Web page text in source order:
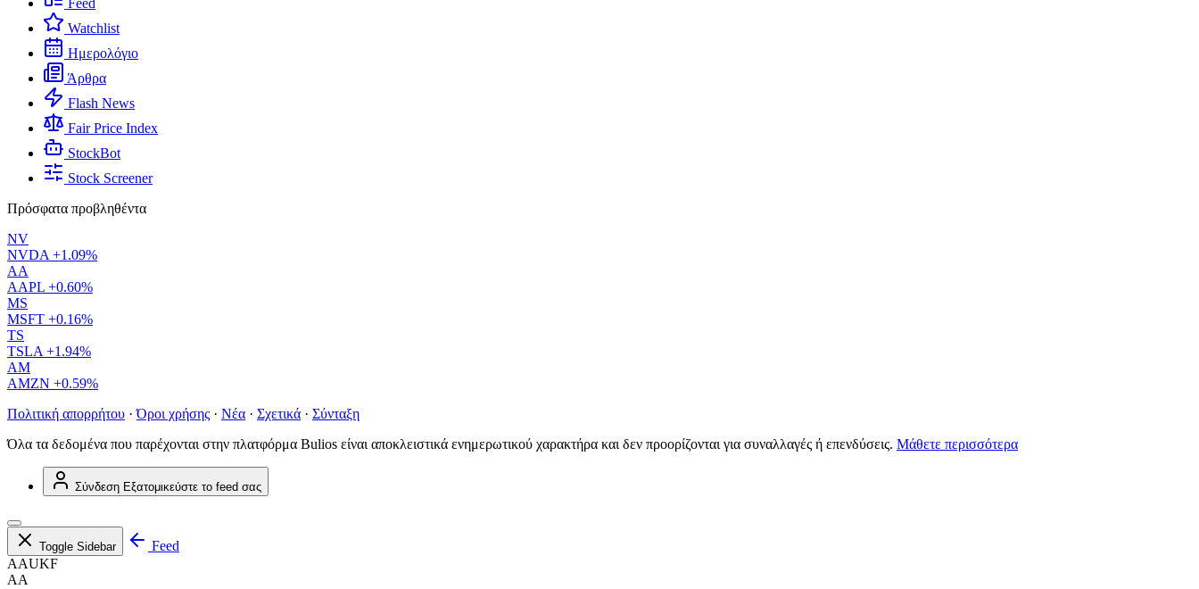
Feed
Watchlist
Ημερολόγιο
Άρθρα
Flash News
Fair Price Index
StockBot
Stock Screener
Πρόσφατα προβληθέντα
NV
NVDA +1.09%
AA
AAPL +0.60%
MS
MSFT +0.16%
TS
TSLA +1.94%
AM
AMZN +0.59%
Πολιτική απορρήτου · Όροι χρήσης · Νέα · Σχετικά · Σύνταξη
Όλα τα δεδομένα που παρέχονται στην πλατφόρμα Bulios είναι αποκλειστικά ενημερωτικού χαρακτήρα και δεν προορίζονται για συναλλαγές ή επενδύσεις. Μάθετε περισσότερα
Σύνδεση Εξατομικεύστε το feed σας
Toggle Sidebar
Feed
AAUKF
AA